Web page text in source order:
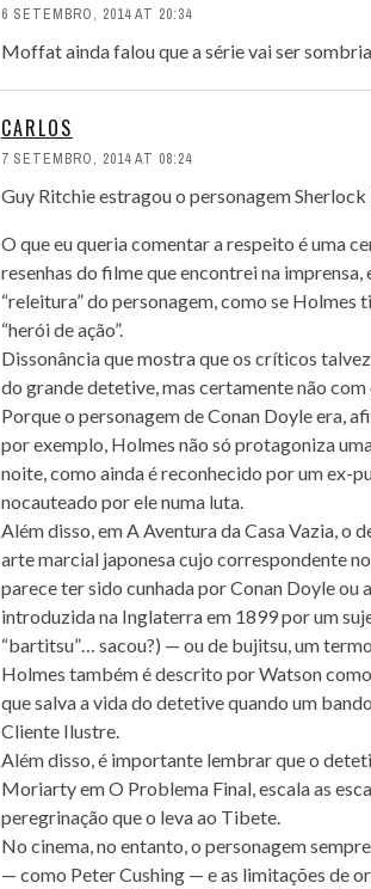
6 SETEMBRO, 2014 AT 20:34
Moffat ainda falou que a série vai ser
CARLOS
7 SETEMBRO, 2014 AT 08:24
Guy Ritchie estragou o personagem
O que eu queria comentar a respeito é uma
resenhas do filme que encontrei na
“releitura” do personagem, como se Holmes
“herói de ação”.
Dissonância que mostra que os críticos
do grande detetive, mas certamente não com
Porque o personagem de Conan Doyle era,
por exemplo, Holmes não só protagoniza
noite, como ainda é reconhecido por um ex-
nocauteado por ele numa luta.
Além disso, em A Aventura da Casa Vazia, o
arte marcial japonesa cujo correspondente
parece ter sido cunhada por Conan Doyle
introduzida na Inglaterra em 1899 por um
“bartitsu”… sacou?) — ou de bujitsu, um
Holmes também é descrito por Watson
que salva a vida do detetive quando um
Cliente Ilustre.
Além disso, é importante lembrar que o
Moriarty em O Problema Final, escala as
peregrinação que o leva ao Tibete.
No cinema, no entanto, o personagem
— como Peter Cushing — e as limitações de